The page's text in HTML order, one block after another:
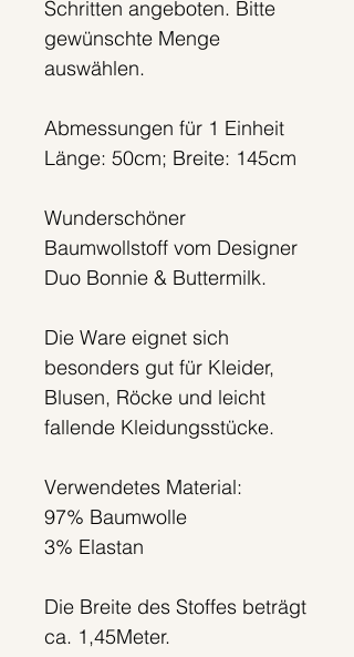
Schritten angeboten. Bitte
gewünschte Menge
auswählen.
Abmessungen für 1 Einheit
Länge: 50cm; Breite: 145cm
Wunderschöner
Baumwollstoff vom Designer
Duo Bonnie & Buttermilk.
Die Ware eignet sich
besonders gut für Kleider,
Blusen, Röcke und leicht
fallende Kleidungsstücke.
Verwendetes Material:
97% Baumwolle
3% Elastan
Die Breite des Stoffes beträgt
ca. 1,45Meter.